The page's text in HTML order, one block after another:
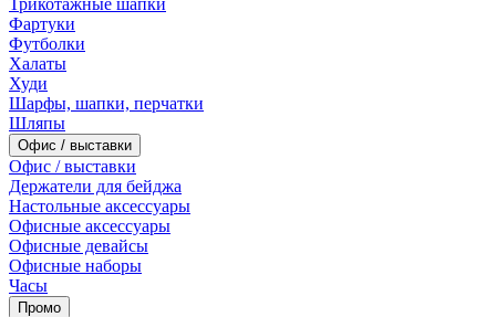
Фартуки
Футболки
Халаты
Худи
Шарфы, шапки, перчатки
Шляпы
Офис / выставки
Офис / выставки
Держатели для бейджа
Настольные аксессуары
Офисные аксессуары
Офисные девайсы
Офисные наборы
Часы
Промо